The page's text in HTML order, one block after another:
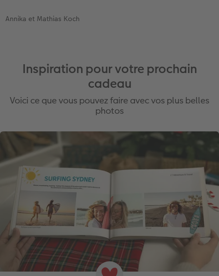
Annika et Mathias Koch
Inspiration pour votre prochain
cadeau
Voici ce que vous pouvez faire avec vos plus belles
photos